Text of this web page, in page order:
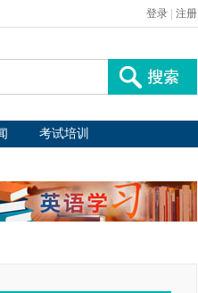
登录 注册
考试培训